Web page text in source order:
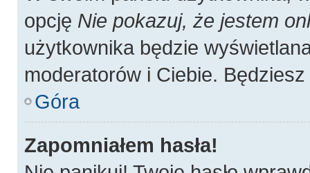
opcję Nie pokazuj, że jestem
użytkownika będzie
moderatorów i Ciebie.
Góra
Zapomniałem hasła!